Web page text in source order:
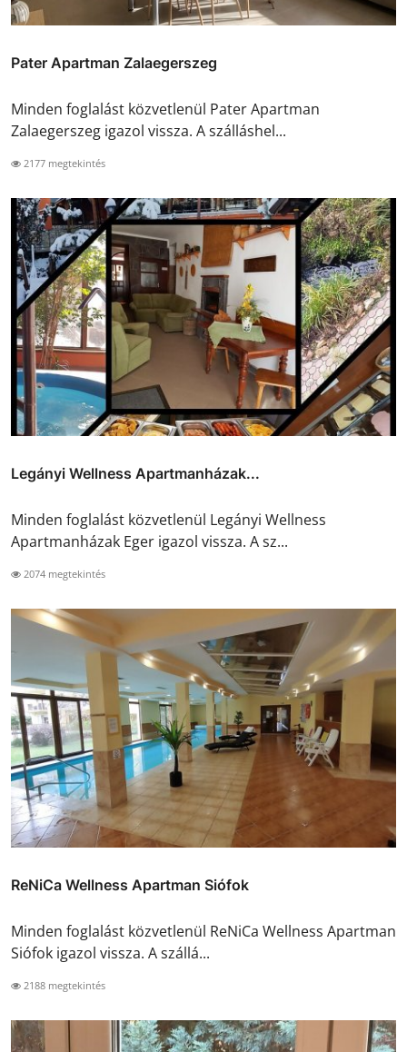
Pater Apartman Zalaegerszeg
Minden foglalást közvetlenül Pater Apartman
Zalaegerszeg igazol vissza. A szálláshel...
2177 megtekintés
Legányi Wellness Apartmanházak...
Minden foglalást közvetlenül Legányi Wellness
Apartmanházak Eger igazol vissza. A sz...
2074 megtekintés
ReNiCa Wellness Apartman Siófok
Minden foglalást közvetlenül ReNiCa Wellness Apartman
Siófok igazol vissza. A szállá...
2188 megtekintés